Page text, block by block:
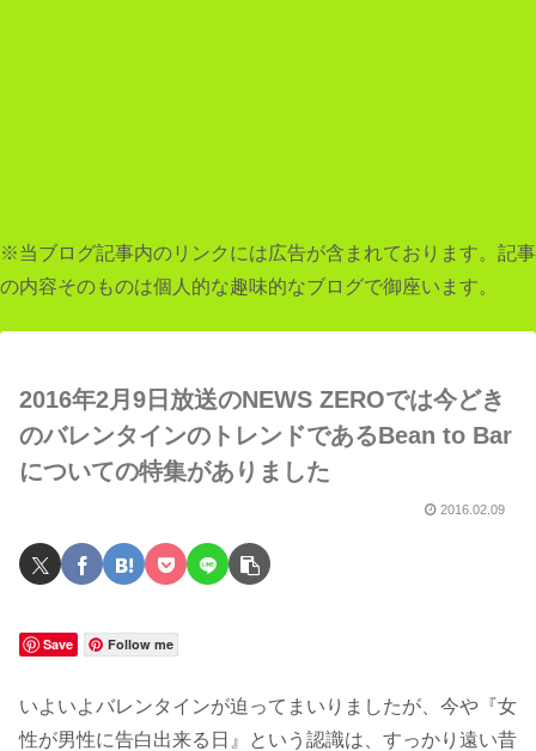
※当ブログ記事内のリンクには広告が含まれております。記事
の内容そのものは個人的な趣味的なブログで御座います。
2016年2月9日放送のNEWS ZEROでは今どき
のバレンタインのトレンドであるBean to Bar
についての特集がありました
2016.02.09
Save Follow me
いよいよバレンタインが迫ってまいりましたが、今や『女
性が男性に告白出来る日』という認識は、すっかり遠い昔